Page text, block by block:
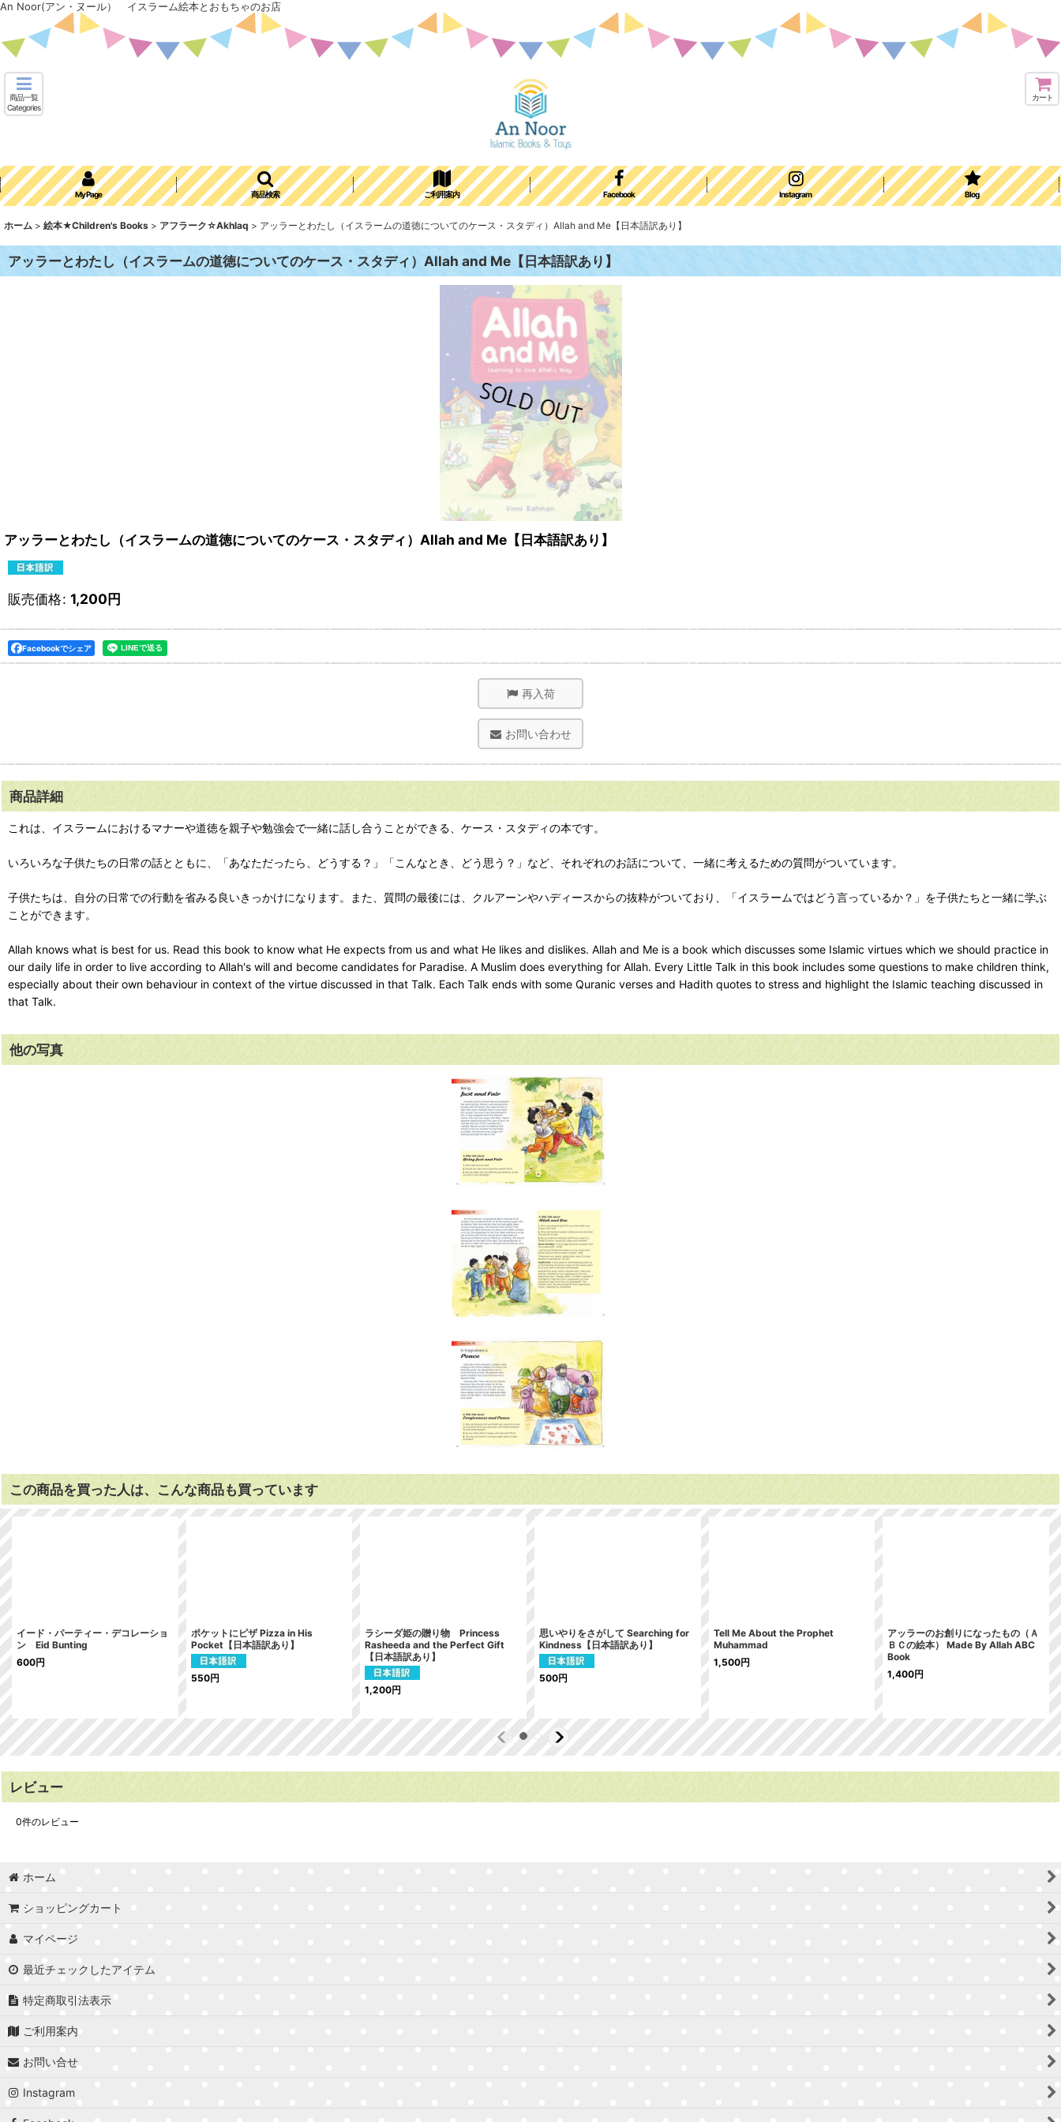
An Noor(アン・ヌール） イスラーム絵本とおもちゃのお店
商品一覧
Categories
カート
My Page 商品検索 ご利用案内 Facebook Instagram Blog
ホーム > 絵本★Children's Books > アフラーク☆Akhlaq > アッラーとわたし（イスラームの道徳についてのケース・スタディ）Allah and Me【日本語訳あり】
アッラーとわたし（イスラームの道徳についてのケース・スタディ）Allah and Me【日本語訳あり】
アッラーとわたし（イスラームの道徳についてのケース・スタディ）Allah and Me【日本語訳あり】
販売価格: 1,200円
Facebookでシェア
再入荷
お問い合わせ
商品詳細
これは、イスラームにおけるマナーや道徳を親子や勉強会で一緒に話し合うことができる、ケース・スタディの本です。
いろいろな子供たちの日常の話とともに、「あなただったら、どうする？」「こんなとき、どう思う？」など、それぞれのお話について、一緒に考えるための質問がついています。
子供たちは、自分の日常での行動を省みる良いきっかけになります。また、質問の最後には、クルアーンやハディースからの抜粋がついており、「イスラームではどう言っているか？」を子供たちと一緒に学ぶ
ことができます。
Allah knows what is best for us. Read this book to know what He expects from us and what He likes and dislikes. Allah and Me is a book which discusses some Islamic virtues which we should practice in
our daily life in order to live according to Allah's will and become candidates for Paradise. A Muslim does everything for Allah. Every Little Talk in this book includes some questions to make children think,
especially about their own behaviour in context of the virtue discussed in that Talk. Each Talk ends with some Quranic verses and Hadith quotes to stress and highlight the Islamic teaching discussed in
that Talk.
他の写真
この商品を買った人は、こんな商品も買っています
イード・パーティー・デコレーショ
ン Eid Bunting
600円
ポケットにピザ Pizza in His
Pocket【日本語訳あり】
550円
ラシーダ姫の贈り物 Princess
Rasheeda and the Perfect Gift
【日本語訳あり】
1,200円
思いやりをさがして Searching for
Kindness【日本語訳あり】
500円
Tell Me About the Prophet
Muhammad
1,500円
アッラーのお創りになったもの（Ａ
ＢＣの絵本） Made By Allah ABC
Book
1,400円
レビュー
0件のレビュー
ホーム
ショッピングカート
マイページ
最近チェックしたアイテム
特定商取引法表示
ご利用案内
お問い合せ
Instagram